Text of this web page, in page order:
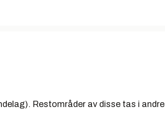
Restområder av disse tas i andre